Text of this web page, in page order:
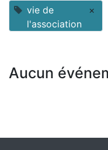
vie de
l'association
×
Aucun